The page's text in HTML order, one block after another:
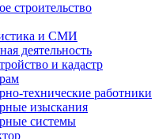
строительство
и СМИ
деятельность
и кадастр
технические работники
изыскания
системы